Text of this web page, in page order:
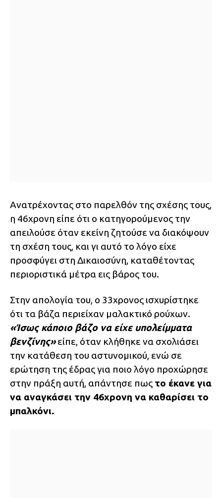
Ανατρέχοντας στο παρελθόν της σχέσης τους,
η 46χρονη είπε ότι ο κατηγορούμενος την
απειλούσε όταν εκείνη ζητούσε να διακόψουν
τη σχέση τους, και γι αυτό το λόγο είχε
προσφύγει στη Δικαιοσύνη, καταθέτοντας
περιοριστικά μέτρα εις βάρος του.
Στην απολογία του, ο 33χρονος ισχυρίστηκε
ότι τα βάζα περιείχαν μαλακτικό ρούχων.
«Ίσως κάποιο βάζο να είχε υπολείμματα
βενζίνης»είπε, όταν κλήθηκε να σχολιάσει
την κατάθεση του αστυνομικού, ενώ σε
ερώτηση της έδρας για ποιο λόγο προχώρησε
στην πράξη αυτή, απάντησε πως το έκανε για
να αναγκάσει την 46χρονη να καθαρίσει το
μπαλκόνι.